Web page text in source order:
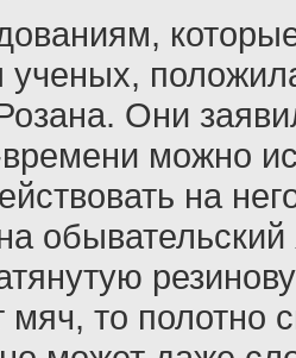
Они
можно
на
обывательский
мяч, то полотно